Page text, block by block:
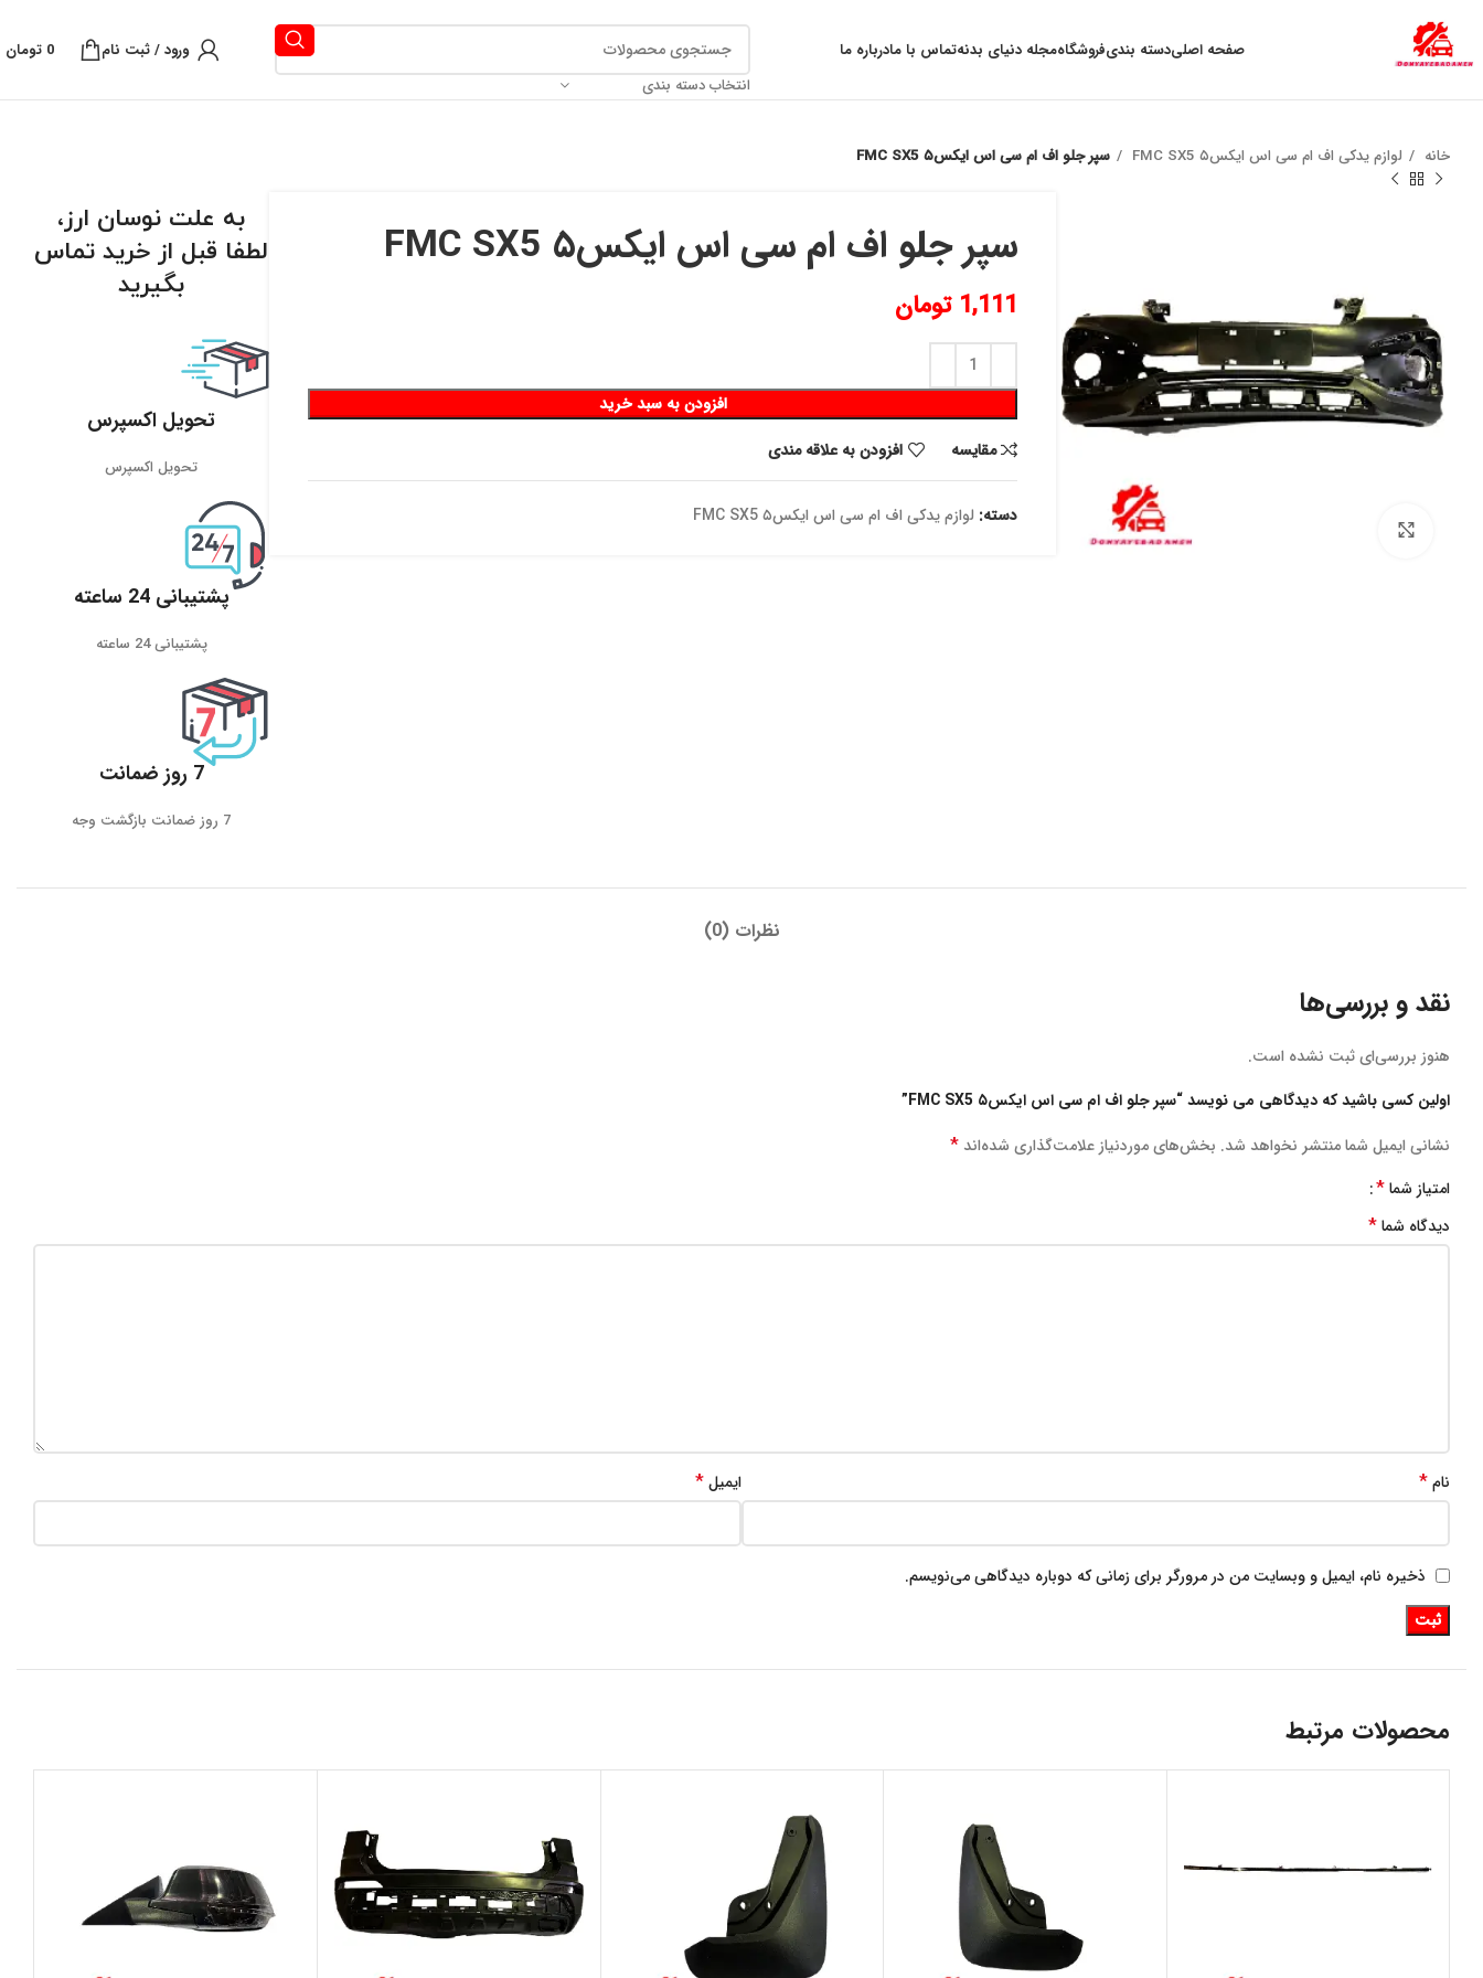
صفحه اصلیدسته بندیفروشگاهمجله دنیای بدنهتماس با مادرباره ما
انتخاب دسته بندی
ورود / ثبت نام 0 تومان
خانه لوازم یدکی اف ام سی اس ایکس۵ FMC SX5 سپر جلو اف ام سی اس ایکس۵ FMC SX5
سپر جلو اف ام سی اس ایکس۵ FMC SX5
1,111 تومان
افزودن به سبد خرید
مقايسه
افزودن به علاقه مندی
دسته: لوازم یدکی اف ام سی اس ایکس۵ FMC SX5
به علت نوسان ارز،
لطفا قبل از خرید تماس
بگیرید
تحویل اکسپرس
تحویل اکسپرس
پشتیبانی 24 ساعته
پشتیبانی 24 ساعته
7 روز ضمانت
7 روز ضمانت بازگشت وجه
نظرات (0)
نقد و بررسی‌ها
هنوز بررسی‌ای ثبت نشده است.
اولین کسی باشید که دیدگاهی می نویسد “سپر جلو اف ام سی اس ایکس۵ FMC SX5”
نشانی ایمیل شما منتشر نخواهد شد. بخش‌های موردنیاز علامت‌گذاری شده‌اند *
امتیاز شما*
دیدگاه شما*
نام* ایمیل*
ذخیره نام، ایمیل و وبسایت من در مرورگر برای زمانی که دوباره دیدگاهی می‌نویسم.
محصولات مرتبط
به علت نوسان ارز ، لطفا قبل از خرید تماس بگیرید.